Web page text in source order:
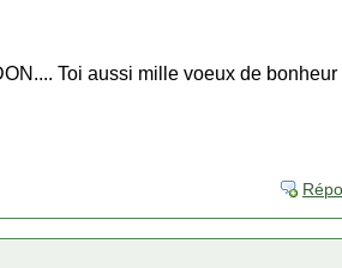
Toi aussi mille voeux de bonheur